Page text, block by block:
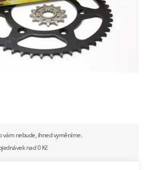
vám nebude, ihned vyměníme.
nad 0 Kč